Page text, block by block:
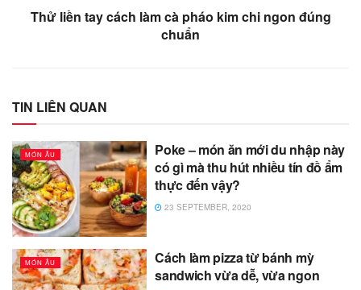
Thử liền tay cách làm cà pháo kim chi ngon đúng
chuẩn
TIN LIÊN QUAN
MÓN ÂU
Poke – món ăn mới du nhập này
có gì mà thu hút nhiều tín đồ ẩm
thực đến vậy?
23 SEPTEMBER, 2020
MÓN ÂU
Cách làm pizza từ bánh mỳ
sandwich vừa dễ, vừa ngon